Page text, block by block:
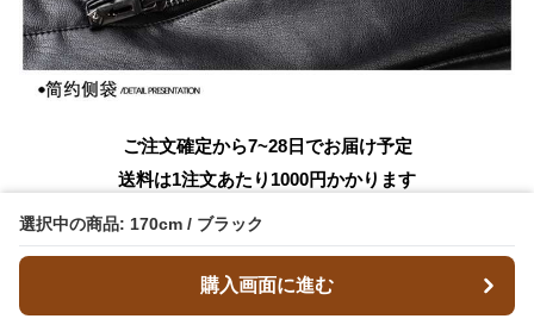
選択中の商品: 170cm / ブラック
購入画面に進む
ご注文確定から7~28日でお届け予定
送料は1注文あたり 1000円かかります
お気に入りに追加する